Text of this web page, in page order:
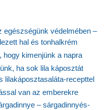
egészségünk védelmében –
hal és tonhalkrém
hogy kimenjünk a napra
ha sok lila káposztát
lilakáposztasaláta-recepttel
van az emberekre
– sárgadinnyés-